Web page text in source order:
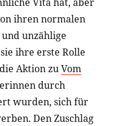
ihren normalen
unzählige
ihre erste Rolle
Aktion zuVom
durch
wurden, sich für
Den Zuschlag